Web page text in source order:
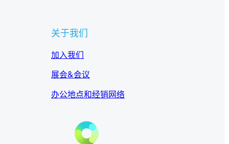
关于我们
加入我们
展会&会议
办公地点和经销网络